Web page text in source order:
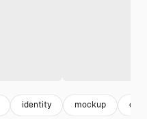
identity mockup